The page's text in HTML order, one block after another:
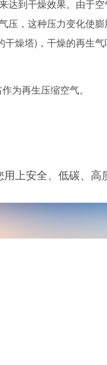
达到干燥效果。由于
压，这种压力变化使
燥塔)，干燥的再生
为再生压缩空气。
用上安全、低碳、高